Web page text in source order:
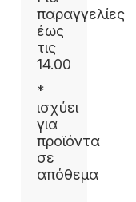
παραγγελίες
έως
τις
14.00
*
ισχύει
για
προϊόντα
σε
απόθεμα